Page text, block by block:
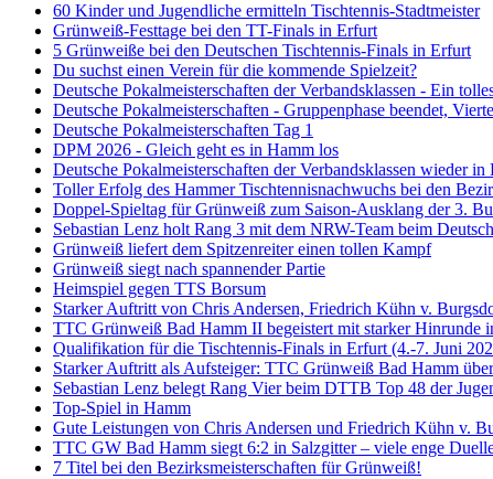
60 Kinder und Jugendliche ermitteln Tischtennis-Stadtmeister
Grünweiß-Festtage bei den TT-Finals in Erfurt
5 Grünweiße bei den Deutschen Tischtennis-Finals in Erfurt
Du suchst einen Verein für die kommende Spielzeit?
Deutsche Pokalmeisterschaften der Verbandsklassen - Ein
Deutsche Pokalmeisterschaften - Gruppenphase beendet,
Deutsche Pokalmeisterschaften Tag 1
DPM 2026 - Gleich geht es in Hamm los
Deutsche Pokalmeisterschaften der Verbandsklassen wieder in
Toller Erfolg des Hammer Tischtennisnachwuchs bei den
Doppel-Spieltag für Grünweiß zum Saison-Ausklang der 3.
Sebastian Lenz holt Rang 3 mit dem NRW-Team beim
Grünweiß liefert dem Spitzenreiter einen tollen Kampf
Grünweiß siegt nach spannender Partie
Heimspiel gegen TTS Borsum
Starker Auftritt von Chris Andersen, Friedrich Kühn v.
TTC Grünweiß Bad Hamm II begeistert mit starker Hinrunde
Qualifikation für die Tischtennis-Finals in Erfurt (4.-7. Juni
Starker Auftritt als Aufsteiger: TTC Grünweiß Bad Hamm
Sebastian Lenz belegt Rang Vier beim DTTB Top 48 der
Top-Spiel in Hamm
Gute Leistungen von Chris Andersen und Friedrich Kühn v.
TTC GW Bad Hamm siegt 6:2 in Salzgitter – viele enge
7 Titel bei den Bezirksmeisterschaften für Grünweiß!